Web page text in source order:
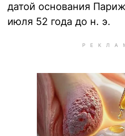
датой основания
июля 52 года до н. э.